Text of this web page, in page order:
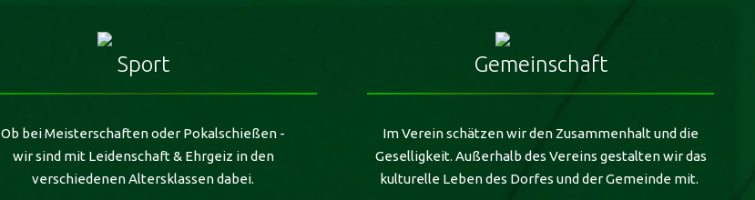
Sport Gemeinschaft
Ob bei Meisterschaften oder Pokalschießen -
wir sind mit Leidenschaft & Ehrgeiz in den
verschiedenen Altersklassen dabei.
Im Verein schätzen wir den Zusammenhalt und die
Geselligkeit. Außerhalb des Vereins gestalten wir das
kulturelle Leben des Dorfes und der Gemeinde mit.